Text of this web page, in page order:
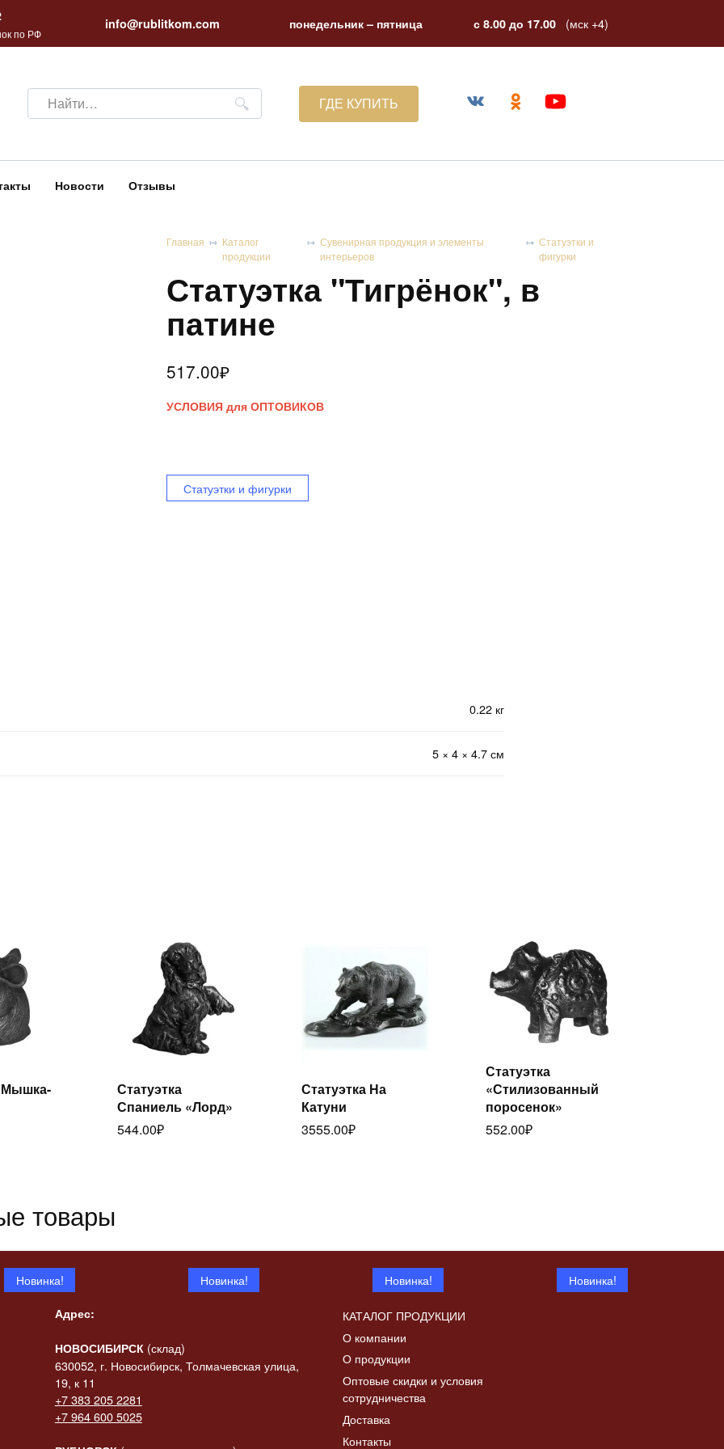
по РФ
info@rublitkom.com понедельник – пятница с 8.00 до 17.00 (мск +4)
Search
for:
ГДЕ КУПИТЬ
Новости Отзывы
Главная
Каталог
продукции
Сувенирная продукция и элементы
интерьеров
Статуэтки и
фигурки
Статуэтка "Тигрёнок", в
патине
517.00₽
УСЛОВИЯ для ОПТОВИКОВ
Статуэтки и фигурки
0.22 кг
5 × 4 × 4.7 см
Мышка-
Читать
далее
Статуэтка
Спаниель «Лорд»
544.00₽
Читать
Статуэтка На
Катуни
3555.00₽
Читать
далее
Статуэтка
«Стилизованный
поросенок»
552.00₽
товары
Новинка! Новинка!
Статуэтка «Коза с
баяном»
Новинка!
Статуэтка «Коза с
баяном» в патине
Новинка!
Адрес:
НОВОСИБИРСК (склад)
630052, г. Новосибирск, Толмачевская улица,
19, к 11
+7 383 205 2281
+7 964 600 5025
КАТАЛОГ ПРОДУКЦИИ
О компании
О продукции
Оптовые скидки и условия
сотрудничества
Доставка
Контакты